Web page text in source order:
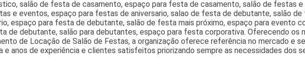
salão de festa de casamento, espaço para festa de casamento, salão de festas
e eventos, espaço para festas de aniversario, salao de festa de debutante, salão
espaço para festa de debutante, salão de festa mais próximo, espaço para evento
de debutante, salão para debutantes, espaço para festa corporativa. Oferecendo os
de Locação de Salão de Festas, a organização oferece referência no mercado e
e anos de experiência e clientes satisfeitos priorizando sempre as necessidades dos